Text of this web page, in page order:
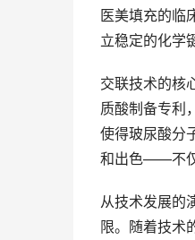
医美填充的临
立稳定的化学
交联技术的核
质酸制备专利
使得玻尿酸分
和出色——不仅
从技术发展的
限。随着技术